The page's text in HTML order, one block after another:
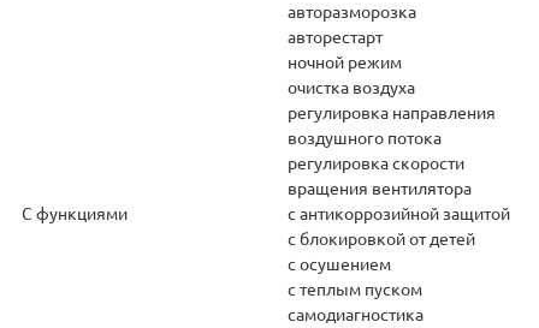
С функциями
авторазморозка
авторестарт
ночной режим
очистка воздуха
регулировка направления
воздушного потока
регулировка скорости
вращения вентилятора
с антикоррозийной защитой
с блокировкой от детей
с осушением
с теплым пуском
самодиагностика